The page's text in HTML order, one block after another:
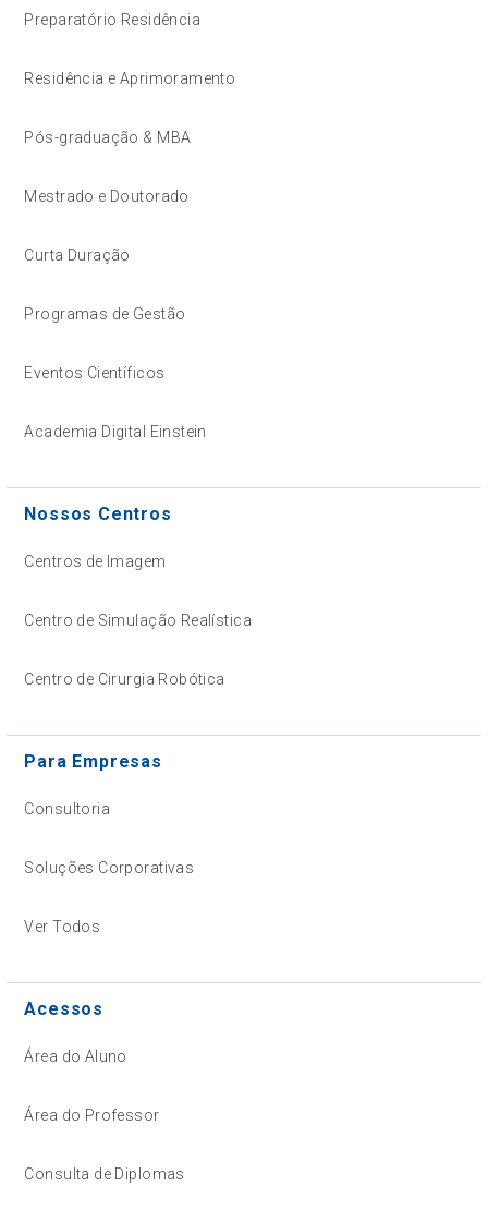
Preparatório Residência
Residência e Aprimoramento
Pós-graduação & MBA
Mestrado e Doutorado
Curta Duração
Programas de Gestão
Eventos Científicos
Academia Digital Einstein
Nossos Centros
Centros de Imagem
Centro de Simulação Realística
Centro de Cirurgia Robótica
Para Empresas
Consultoria
Soluções Corporativas
Ver Todos
Acessos
Área do Aluno
Área do Professor
Consulta de Diplomas